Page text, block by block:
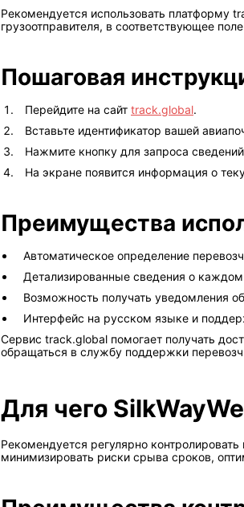
Рекомендуется использовать платформу
грузоотправителя, в соответствующее
Пошаговая
Перейдите на сайт track.global.
Вставьте идентификатор вашей
Нажмите кнопку для запроса
На экране появится информация о
Преимущества
Автоматическое определение
Детализированные сведения о
Возможность получать уведомления
Интерфейс на русском языке и
Сервис track.global помогает получать
обращаться в службу поддержки
Для чего
Рекомендуется регулярно
минимизировать риски срыва сроков,